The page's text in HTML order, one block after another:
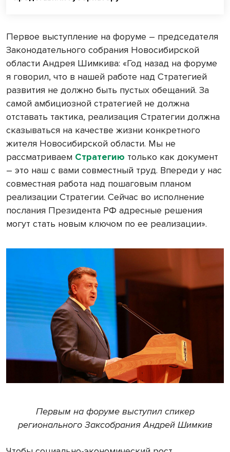
Первое выступление на форуме – председателя
Законодательного собрания Новосибирской
области Андрея Шимкива: «Год назад на форуме
я говорил, что в нашей работе над Стратегией
развития не должно быть пустых обещаний. За
самой амбициозной стратегией не должна
отставать тактика, реализация Стратегии должна
сказываться на качестве жизни конкретного
жителя Новосибирской области. Мы не
рассматриваем Стратегию только как документ
– это наш с вами совместный труд. Впереди у нас
совместная работа над пошаговым планом
реализации Стратегии. Сейчас во исполнение
послания Президента РФ адресные решения
могут стать новым ключом по ее реализации».
Первым на форуме выступил спикер
регионального Заксобрания Андрей Шимкив